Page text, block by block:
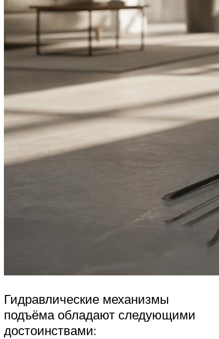
Гидравлические механизмы
подъёма обладают следующими
достоинствами: